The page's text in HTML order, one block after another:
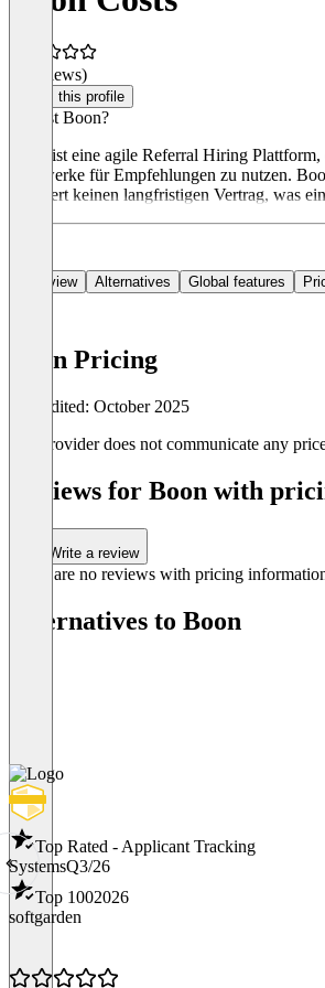
(0 reviews)
Claim this profile
Was ist Boon?
Boon ist eine agile Referral Hiring
Netzwerke für Empfehlungen zu nutzen.
erfordert keinen langfristigen Vertrag, was
Overview Alternatives Global features
Boon Pricing
Last edited: October 2025
The provider does not communicate any
Reviews for Boon with
Write a review
There are no reviews with pricing
Alternatives to Boon
Top Rated - Applicant Tracking
SystemsQ3/26
Top 1002026
softgarden